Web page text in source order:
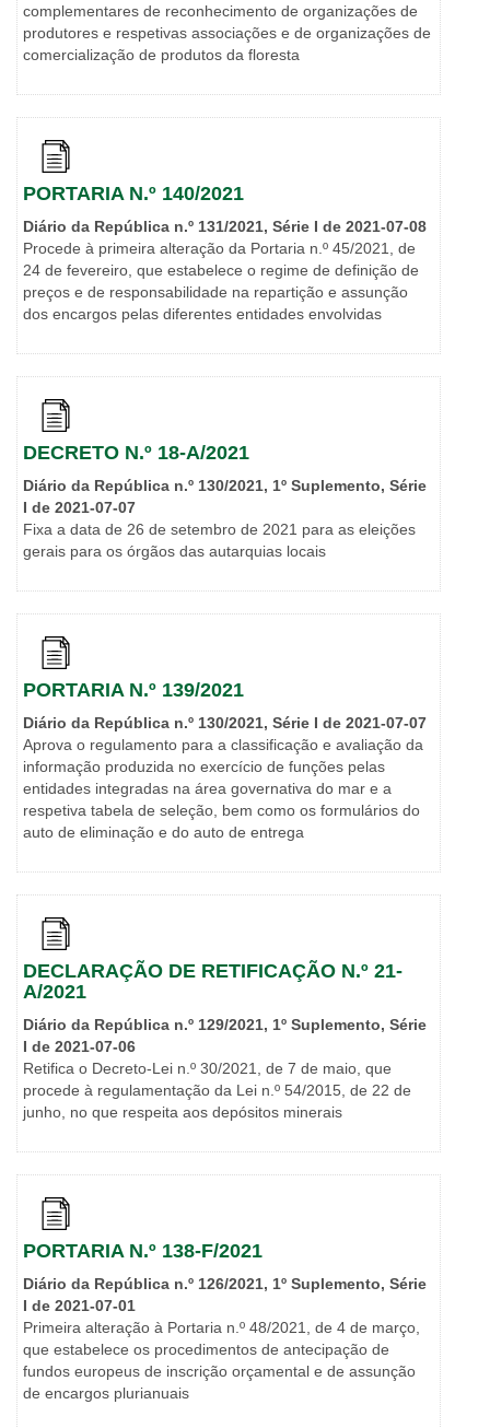
complementares de reconhecimento de organizações de
produtores e respetivas associações e de organizações de
comercialização de produtos da floresta
PORTARIA N.º 140/2021
Diário da República n.º 131/2021, Série I de 2021-07-08
Procede à primeira alteração da Portaria n.º 45/2021, de
24 de fevereiro, que estabelece o regime de definição de
preços e de responsabilidade na repartição e assunção
dos encargos pelas diferentes entidades envolvidas
DECRETO N.º 18-A/2021
Diário da República n.º 130/2021, 1º Suplemento, Série
I de 2021-07-07
Fixa a data de 26 de setembro de 2021 para as eleições
gerais para os órgãos das autarquias locais
PORTARIA N.º 139/2021
Diário da República n.º 130/2021, Série I de 2021-07-07
Aprova o regulamento para a classificação e avaliação da
informação produzida no exercício de funções pelas
entidades integradas na área governativa do mar e a
respetiva tabela de seleção, bem como os formulários do
auto de eliminação e do auto de entrega
DECLARAÇÃO DE RETIFICAÇÃO N.º 21-
A/2021
Diário da República n.º 129/2021, 1º Suplemento, Série
I de 2021-07-06
Retifica o Decreto-Lei n.º 30/2021, de 7 de maio, que
procede à regulamentação da Lei n.º 54/2015, de 22 de
junho, no que respeita aos depósitos minerais
PORTARIA N.º 138-F/2021
Diário da República n.º 126/2021, 1º Suplemento, Série
I de 2021-07-01
Primeira alteração à Portaria n.º 48/2021, de 4 de março,
que estabelece os procedimentos de antecipação de
fundos europeus de inscrição orçamental e de assunção
de encargos plurianuais